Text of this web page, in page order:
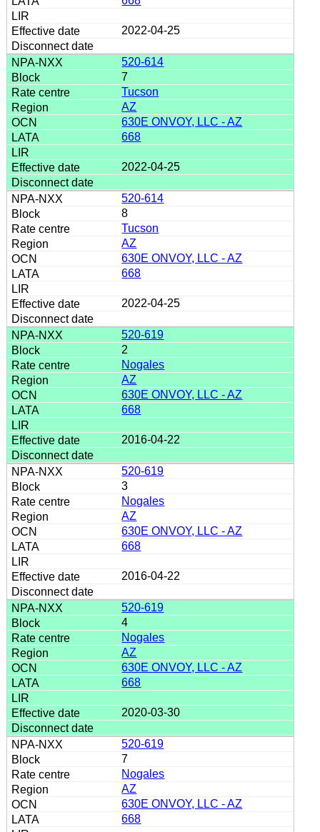
2022-04-25
520-614
7
Tucson
AZ
630E ONVOY, LLC - AZ
668
2022-04-25
520-614
8
Tucson
AZ
630E ONVOY, LLC - AZ
668
2022-04-25
520-619
2
Nogales
AZ
630E ONVOY, LLC - AZ
668
2016-04-22
520-619
3
Nogales
AZ
630E ONVOY, LLC - AZ
668
2016-04-22
520-619
4
Nogales
AZ
630E ONVOY, LLC - AZ
668
2020-03-30
520-619
7
Nogales
AZ
630E ONVOY, LLC - AZ
668